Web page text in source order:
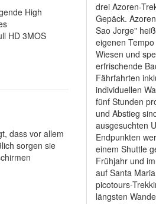
High
HD 3MOS
dass vor allem
sorgen sie
drei Azoren-
Gepäck.
Sao Jorge"
eigenen
Wiesen und
erfrischende
Fährfahrten
individuellen
fünf Stunden
und Abstieg
ausgesuchten
Endpunkten
einem Shuttle
Frühjahr und
auf Santa
picotours-
längsten